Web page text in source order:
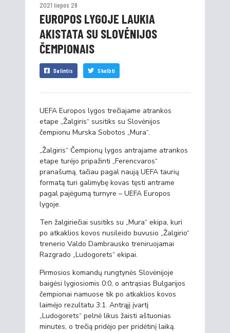
2021 liepos 28
EUROPOS LYGOJE LAUKIA
AKISTATA SU SLOVĖNIJOS
ČEMPIONAIS
Dalintis Skelbti
UEFA Europos lygos trečiajame atrankos
etape „Žalgiris“ susitiks su Slovėnijos
čempionu Murska Sobotos „Mura“.
„Žalgiris“ Čempionų lygos antrajame atrankos
etape turėjo pripažinti „Ferencvaros“
pranašumą, tačiau pagal naują UEFA taurių
formatą turi galimybę kovas tęsti antrame
pagal pajėgumą turnyre – UEFA Europos
lygoje.
Ten žalgiriečiai susitiks su „Mura“ ekipa, kuri
po atkaklios kovos nusileido buvusio „Žalgirio“
trenerio Valdo Dambrausko treniruojamai
Razgrado „Ludogorets“ ekipai.
Pirmosios komandų rungtynės Slovėnijoje
baigėsi lygiosiomis 0:0, o antrąsias Bulgarijos
čempionai namuose tik po atkaklios kovos
laimėjo rezultatu 3:1. Antrąjį įvartį
„Ludogorets“ pelnė likus žaisti aštuonias
minutes, o trečią pridėjo per pridėtinį laiką.